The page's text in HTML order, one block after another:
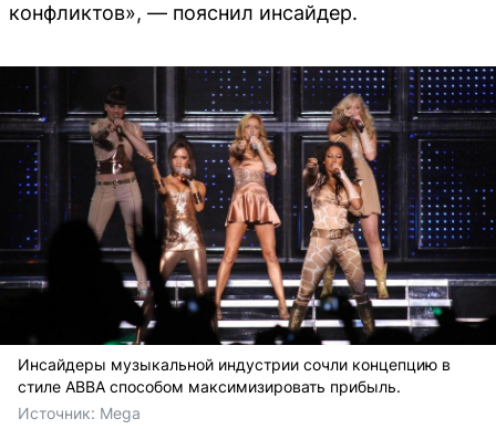
конфликтов», — пояснил инсайдер.
Инсайдеры музыкальной индустрии сочли концепцию в
стиле ABBA способом максимизировать прибыль.
Источник: Mega